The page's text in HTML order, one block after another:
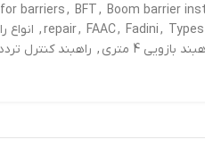
barriers, BFT, Boom barrier
repair, FAAC, Fadini,
, انواع
بازویی 4 متری , راهبند کنترل